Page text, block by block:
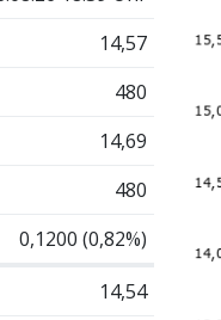
14,57
480
14,69
480
0,1200 (0,82%)
14,54